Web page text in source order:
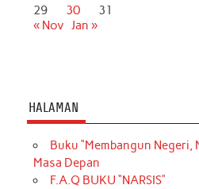
29
30
31
« Nov Jan »
HALAMAN
Buku “Membangun Negeri,
Masa Depan
F.A.Q BUKU “NARSIS”